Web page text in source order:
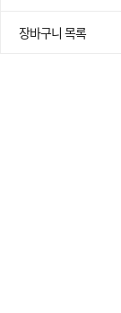
장바구니 목록